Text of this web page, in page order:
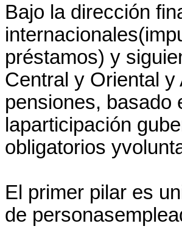
Bajo la dirección
préstamos) y
Central y Oriental
pensiones, basado
laparticipación
obligatorios
El primer pilar es
de